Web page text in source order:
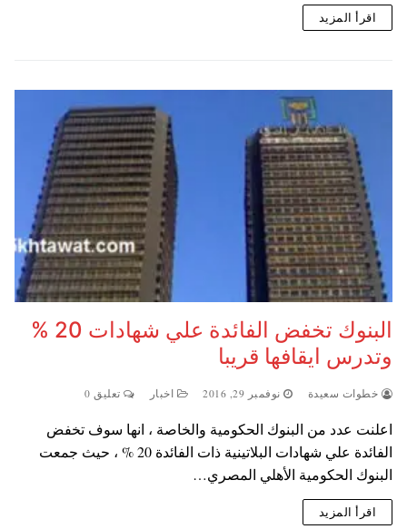
اقرأ المزيد
البنوك تخفض الفائدة علي شهادات 20 %
وتدرس ايقافها قريبا
خطوات سعيدة نوفمبر 29, 2016 اخبار تعليق 0
اعلنت عدد من البنوك الحكومية والخاصة ، انها سوف تخفض
الفائدة علي شهادات البلاتينية ذات الفائدة 20 % ، حيث جمعت
البنوك الحكومية الأهلي المصري…
اقرأ المزيد